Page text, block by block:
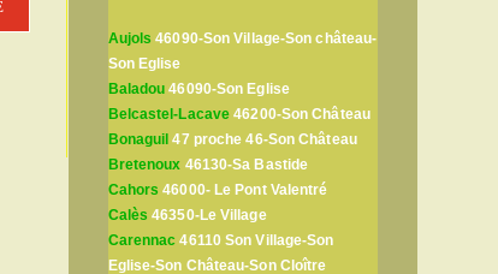
Aujols 46090-Son Village-Son château-
Son Eglise
Baladou 46090-Son Eglise
Belcastel-Lacave 46200-Son Château
Bonaguil 47 proche 46-Son Château
Bretenoux 46130-Sa Bastide
Cahors 46000- Le Pont Valentré
Calès 46350-Le Village
Carennac 46110 Son Village-Son
Eglise-Son Château-Son Cloître